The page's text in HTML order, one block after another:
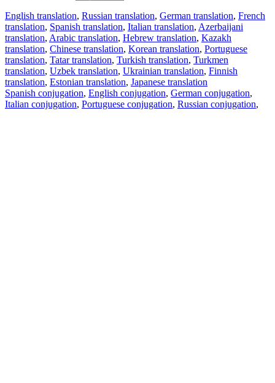
English translation, Russian translation, German translation, French
translation, Spanish translation, Italian translation, Azerbaijani
translation, Arabic translation, Hebrew translation, Kazakh
translation, Chinese translation, Korean translation, Portuguese
translation, Tatar translation, Turkish translation, Turkmen
translation, Uzbek translation, Ukrainian translation, Finnish
translation, Estonian translation, Japanese translation
Spanish conjugation, English conjugation, German conjugation,
Italian conjugation, Portuguese conjugation, Russian conjugation,